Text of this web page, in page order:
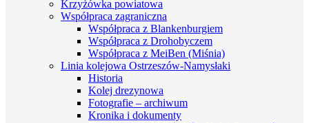
Krzyżówka powiatowa
Współpraca zagraniczna
Współpraca z Blankenburgiem
Współpraca z Drohobyczem
Współpraca z MeiBen (Miśnia)
Linia kolejowa Ostrzeszów-Namysłaki
Historia
Kolej drezynowa
Fotografie – archiwum
Kronika i dokumenty